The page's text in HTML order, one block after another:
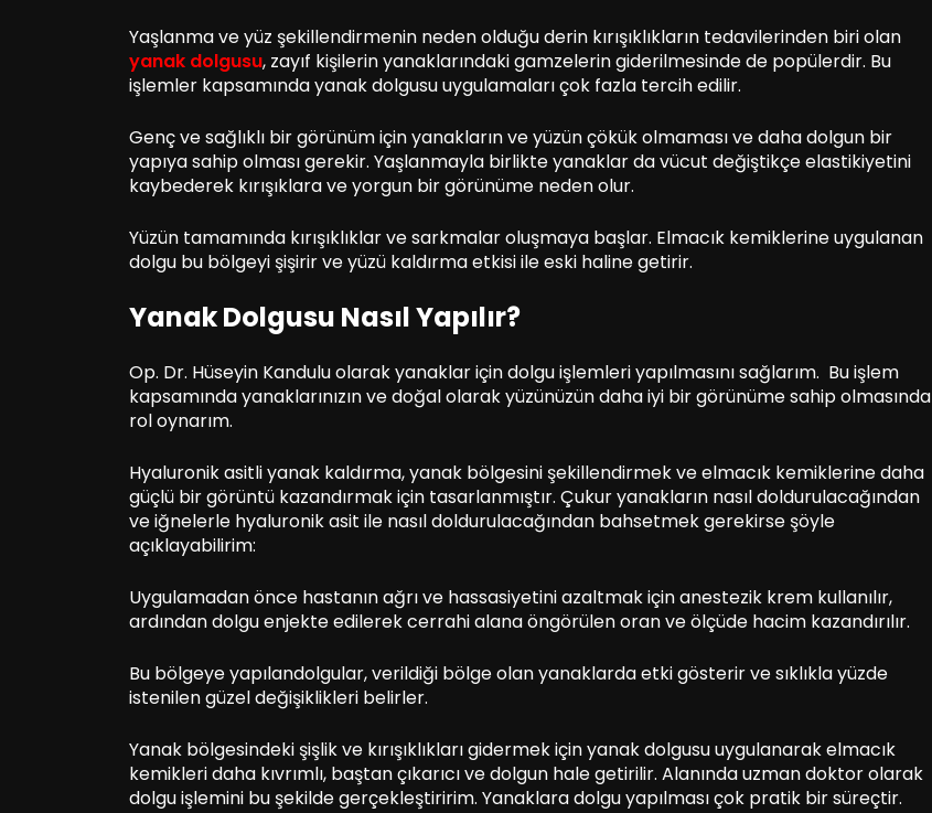
Yaşlanma ve yüz şekillendirmenin neden olduğu derin kırışıklıkların tedavilerinden biri olan
yanak dolgusu, zayıf kişilerin yanaklarındaki gamzelerin giderilmesinde de popülerdir. Bu
işlemler kapsamında yanak dolgusu uygulamaları çok fazla tercih edilir.
Genç ve sağlıklı bir görünüm için yanakların ve yüzün çökük olmaması ve daha dolgun bir
yapıya sahip olması gerekir. Yaşlanmayla birlikte yanaklar da vücut değiştikçe elastikiyetini
kaybederek kırışıklara ve yorgun bir görünüme neden olur.
Yüzün tamamında kırışıklıklar ve sarkmalar oluşmaya başlar. Elmacık kemiklerine uygulanan
dolgu bu bölgeyi şişirir ve yüzü kaldırma etkisi ile eski haline getirir.
Yanak Dolgusu Nasıl Yapılır?
Op. Dr. Hüseyin Kandulu olarak yanaklar için dolgu işlemleri yapılmasını sağlarım. Bu işlem
kapsamında yanaklarınızın ve doğal olarak yüzünüzün daha iyi bir görünüme sahip olmasında
rol oynarım.
Hyaluronik asitli yanak kaldırma, yanak bölgesini şekillendirmek ve elmacık kemiklerine daha
güçlü bir görüntü kazandırmak için tasarlanmıştır. Çukur yanakların nasıl doldurulacağından
ve iğnelerle hyaluronik asit ile nasıl doldurulacağından bahsetmek gerekirse şöyle
açıklayabilirim:
Uygulamadan önce hastanın ağrı ve hassasiyetini azaltmak için anestezik krem ​​kullanılır,
ardından dolgu enjekte edilerek cerrahi alana öngörülen oran ve ölçüde hacim kazandırılır.
Bu bölgeye yapılandolgular, verildiği bölge olan yanaklarda etki gösterir ve sıklıkla yüzde
istenilen güzel değişiklikleri belirler.
Yanak bölgesindeki şişlik ve kırışıklıkları gidermek için yanak dolgusu uygulanarak elmacık
kemikleri daha kıvrımlı, baştan çıkarıcı ve dolgun hale getirilir. Alanında uzman doktor olarak
dolgu işlemini bu şekilde gerçekleştiririm. Yanaklara dolgu yapılması çok pratik bir süreçtir.